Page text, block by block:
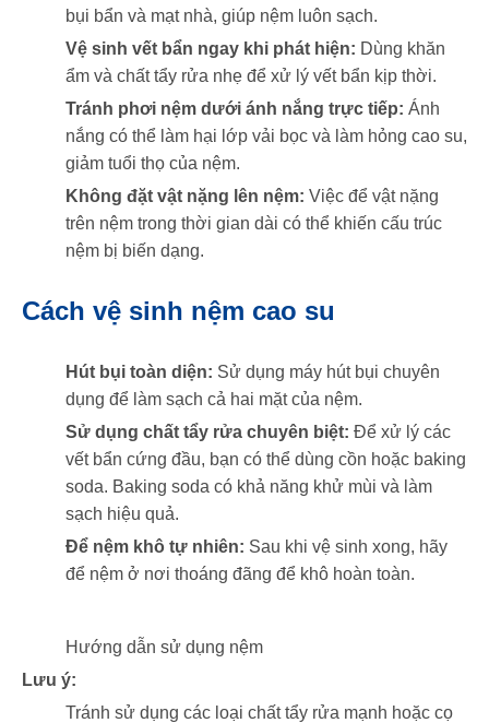
bụi bẩn và mạt nhà, giúp nệm luôn sạch.
Vệ sinh vết bẩn ngay khi phát hiện: Dùng khăn
ẩm và chất tẩy rửa nhẹ để xử lý vết bẩn kịp thời.
Tránh phơi nệm dưới ánh nắng trực tiếp: Ánh
nắng có thể làm hại lớp vải bọc và làm hỏng cao su,
giảm tuổi thọ của nệm.
Không đặt vật nặng lên nệm: Việc để vật nặng
trên nệm trong thời gian dài có thể khiến cấu trúc
nệm bị biến dạng.
Cách vệ sinh nệm cao su
Hút bụi toàn diện: Sử dụng máy hút bụi chuyên
dụng để làm sạch cả hai mặt của nệm.
Sử dụng chất tẩy rửa chuyên biệt: Để xử lý các
vết bẩn cứng đầu, bạn có thể dùng cồn hoặc baking
soda. Baking soda có khả năng khử mùi và làm
sạch hiệu quả.
Để nệm khô tự nhiên: Sau khi vệ sinh xong, hãy
để nệm ở nơi thoáng đãng để khô hoàn toàn.
Hướng dẫn sử dụng nệm
Lưu ý:
Tránh sử dụng các loại chất tẩy rửa mạnh hoặc cọ